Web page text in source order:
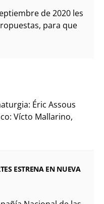
de 2020 les
para que
Éric Assous
Vícto Mallarino,
ESTRENA EN NUEVA